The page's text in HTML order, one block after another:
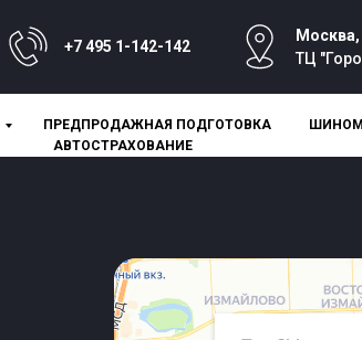
+7 495 1-142-142
ТЦ
ПРЕДПРОДАЖНАЯ ПОДГОТОВКА
АВТОСТРАХОВАНИЕ